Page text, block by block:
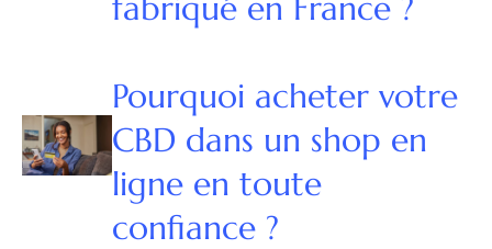
Pourquoi acheter votre
CBD dans un shop en
ligne en toute
confiance ?